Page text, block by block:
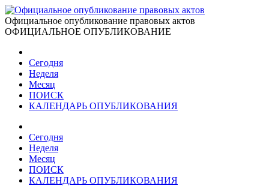
Официальное опубликование правовых актов
ОФИЦИАЛЬНОЕ ОПУБЛИКОВАНИЕ
Сегодня
Неделя
Месяц
ПОИСК
КАЛЕНДАРЬ ОПУБЛИКОВАНИЯ
Сегодня
Неделя
Месяц
ПОИСК
КАЛЕНДАРЬ ОПУБЛИКОВАНИЯ